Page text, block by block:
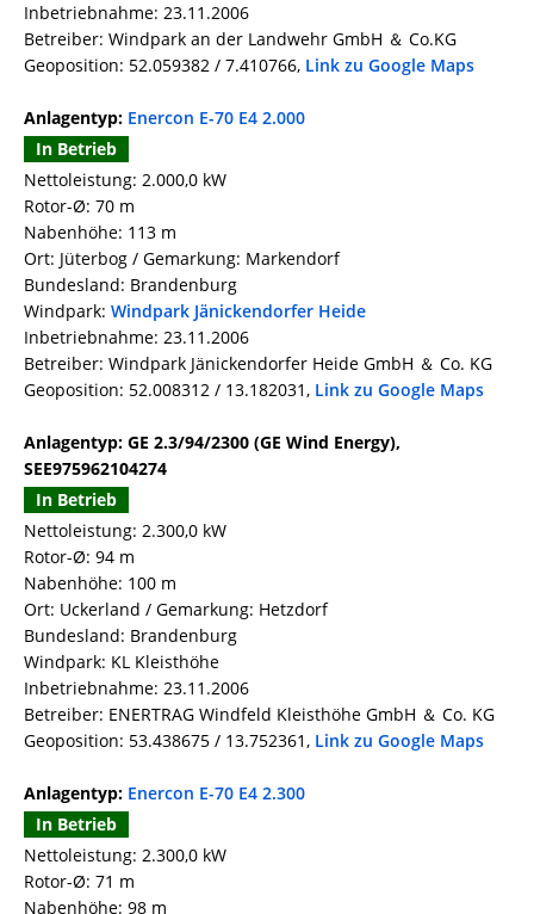
Inbetriebnahme: 23.11.2006
Betreiber: Windpark an der Landwehr GmbH ＆ Co.KG
Geoposition: 52.059382 / 7.410766, Link zu Google Maps
Anlagentyp: Enercon E-70 E4 2.000
In Betrieb
Nettoleistung: 2.000,0 kW
Rotor-Ø: 70 m
Nabenhöhe: 113 m
Ort: Jüterbog / Gemarkung: Markendorf
Bundesland: Brandenburg
Windpark: Windpark Jänickendorfer Heide
Inbetriebnahme: 23.11.2006
Betreiber: Windpark Jänickendorfer Heide GmbH ＆ Co. KG
Geoposition: 52.008312 / 13.182031, Link zu Google Maps
Anlagentyp: GE 2.3/94/2300 (GE Wind Energy),
SEE975962104274
In Betrieb
Nettoleistung: 2.300,0 kW
Rotor-Ø: 94 m
Nabenhöhe: 100 m
Ort: Uckerland / Gemarkung: Hetzdorf
Bundesland: Brandenburg
Windpark: KL Kleisthöhe
Inbetriebnahme: 23.11.2006
Betreiber: ENERTRAG Windfeld Kleisthöhe GmbH ＆ Co. KG
Geoposition: 53.438675 / 13.752361, Link zu Google Maps
Anlagentyp: Enercon E-70 E4 2.300
In Betrieb
Nettoleistung: 2.300,0 kW
Rotor-Ø: 71 m
Nabenhöhe: 98 m